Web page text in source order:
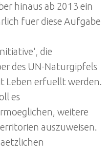
hinaus ab 2013 ein
fuer diese Aufgabe
die
des UN-Naturgipfels
Leben erfuellt werden.
es
weitere
auszuweisen.